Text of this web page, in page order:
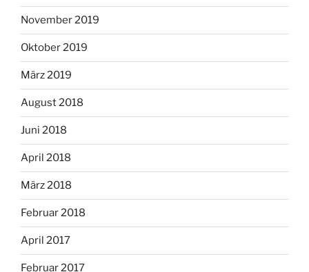
November 2019
Oktober 2019
März 2019
August 2018
Juni 2018
April 2018
März 2018
Februar 2018
April 2017
Februar 2017